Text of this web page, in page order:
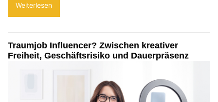
Weiterlesen
Traumjob Influencer? Zwischen kreativer
Freiheit, Geschäftsrisiko und Dauerpräsenz